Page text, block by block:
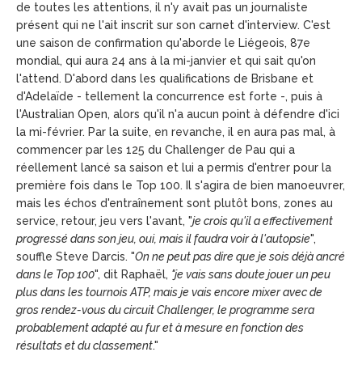
de toutes les attentions, il n'y avait pas un journaliste
présent qui ne l'ait inscrit sur son carnet d'interview. C'est
une saison de confirmation qu'aborde le Liégeois, 87e
mondial, qui aura 24 ans à la mi-janvier et qui sait qu'on
l'attend. D'abord dans les qualifications de Brisbane et
d'Adelaïde - tellement la concurrence est forte -, puis à
l'Australian Open, alors qu'il n'a aucun point à défendre d'ici
la mi-février. Par la suite, en revanche, il en aura pas mal, à
commencer par les 125 du Challenger de Pau qui a
réellement lancé sa saison et lui a permis d'entrer pour la
première fois dans le Top 100. Il s'agira de bien manoeuvrer,
mais les échos d'entraînement sont plutôt bons, zones au
service, retour, jeu vers l'avant, "je crois qu'il a effectivement
progressé dans son jeu, oui, mais il faudra voir à l'autopsie",
souffle Steve Darcis. "On ne peut pas dire que je sois déjà ancré
dans le Top 100", dit Raphaël, "je vais sans doute jouer un peu
plus dans les tournois ATP, mais je vais encore mixer avec de
gros rendez-vous du circuit Challenger, le programme sera
probablement adapté au fur et à mesure en fonction des
résultats et du classement."